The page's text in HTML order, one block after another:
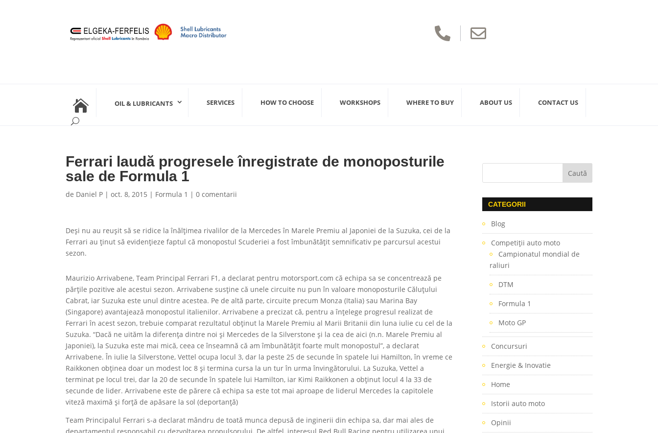
 
 OIL & LUBRICANTS SERVICES HOW TO CHOOSE WORKSHOPS WHERE TO BUY ABOUT US CONTACT US
Ferrari laudă progresele înregistrate de monoposturile
sale de Formula 1
de Daniel P |oct. 8, 2015 | Formula 1 |0 comentarii
Deși nu au reușit să se ridice la înălțimea rivalilor de la Mercedes în Marele Premiu al Japoniei de la Suzuka, cei de la
Ferrari au ținut să evidențieze faptul că monopostul Scuderiei a fost îmbunătățit semnificativ pe parcursul acestui
sezon.
Maurizio Arrivabene, Team Principal Ferrari F1, a declarat pentru motorsport.com că echipa sa se concentrează pe
părțile pozitive ale acestui sezon. Arrivabene susține că unele circuite nu pun în valoare monoposturile Căluțului
Cabrat, iar Suzuka este unul dintre acestea. Pe de altă parte, circuite precum Monza (Italia) sau Marina Bay
(Singapore) avantajează monopostul italienilor. Arrivabene a precizat că, pentru a înțelege progresul realizat de
Ferrari în acest sezon, trebuie comparat rezultatul obținut la Marele Premiu al Marii Britanii din luna iulie cu cel de la
Suzuka. “Dacă ne uităm la diferenţa dintre noi și Mercedes de la Silverstone şi la cea de aici (n.n. Marele Premiu al
Japoniei), la Suzuka este mai mică, ceea ce înseamnă că am îmbunătăţit foarte mult monopostul”, a declarat
Arrivabene. În iulie la Silverstone, Vettel ocupa locul 3, dar la peste 25 de secunde în spatele lui Hamilton, în vreme ce
Raikkonen obținea doar un modest loc 8 și termina cursa la un tur în urma învingătorului. La Suzuka, Vettel a
terminat pe locul trei, dar la 20 de secunde în spatele lui Hamilton, iar Kimi Raikkonen a obținut locul 4 la 33 de
secunde de lider. Arrivabene este de părere că echipa sa este tot mai aproape de liderul Mercedes la capitolele
viteză maximă și forță de apăsare la sol (deportanță)
Team Principalul Ferrari s-a declarat mândru de toată munca depusă de inginerii din echipa sa, dar mai ales de
CATEGORII
Blog
Competiţii auto moto
Campionatul mondial de
raliuri
DTM
Formula 1
Moto GP
Concursuri
Energie & Inovatie
Home
Istorii auto moto
Opinii